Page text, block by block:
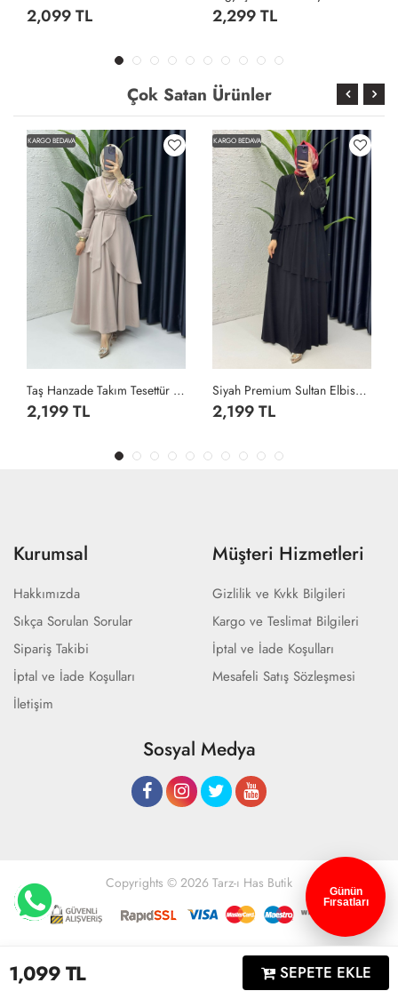
1,099TL SEPETE EKLE
2,099 TL 2,299 TL
Çok Satan Ürünler
KARGO BEDAVA
Taş Hanzade Takım Tesettür Giyim Taş Rengi
2,199 TL
KARGO BEDAVA
Siyah Premium Sultan Elbise Tesettür Giyim Siyah
2,199 TL
Kurumsal
Hakkımızda
Sıkça Sorulan Sorular
Sipariş Takibi
İptal ve İade Koşulları
İletişim
Müşteri Hizmetleri
Gizlilik ve Kvkk Bilgileri
Kargo ve Teslimat Bilgileri
İptal ve İade Koşulları
Mesafeli Satış Sözleşmesi
Sosyal Medya
Copyrights © 2026 Tarz-ı Has Butik
Geliştir - powered by innovation
Sipariş Takibi İletişim
Günün
Fırsatları